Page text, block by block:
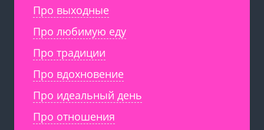
Про выходные
Про любимую еду
Про традиции
Про вдохновение
Про идеальный день
Про отношения